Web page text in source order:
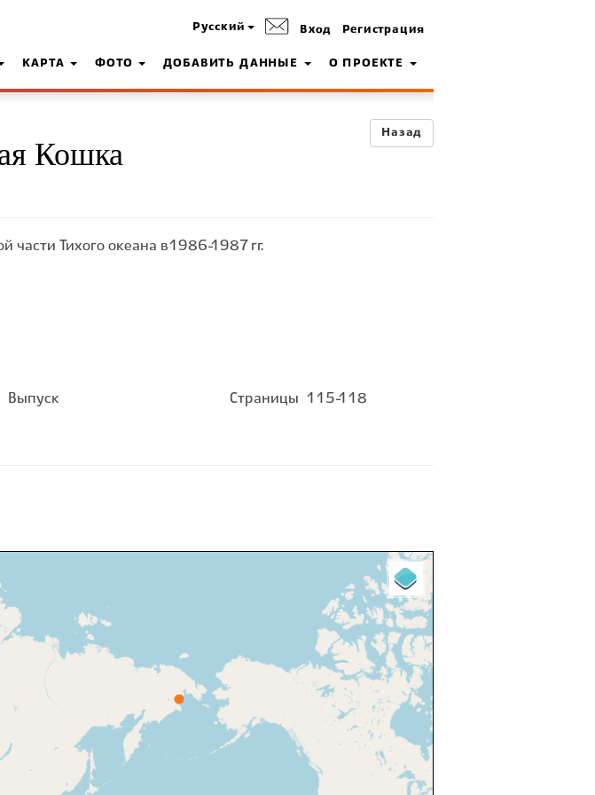
Русский Вход Регистрация
КАРТА ФОТО ДОБАВИТЬ ДАННЫЕ О ПРОЕКТЕ
Назад
Кошка
Тихого океана в1986-1987 гг.
Выпуск Страницы 115-118